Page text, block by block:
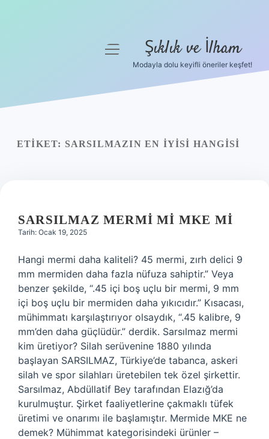
Yasal Uyarı
menüyü
Şıklık ve İlham
Modayla dolu keyifli öneriler keşfet!
ETIKET: SARSILMAZIN EN IYISI HANGISI
SARSILMAZ MERMI MI MKE MI
Tarih: Ocak 19, 2025
Hangi mermi daha kaliteli? 45 mermi, zırh delici 9
mm mermiden daha fazla nüfuza sahiptir.” Veya
benzer şekilde, “.45 içi boş uçlu bir mermi, 9 mm
içi boş uçlu bir mermiden daha yıkıcıdır.” Kısacası,
mühimmatı karşılaştırıyor olsaydık, “.45 kalibre, 9
mm’den daha güçlüdür.” derdik. Sarsılmaz mermi
kim üretiyor? Silah serüvenine 1880 yılında
başlayan SARSILMAZ, Türkiye’de tabanca, askeri
silah ve spor silahları üretebilen tek özel şirkettir.
Sarsılmaz, Abdüllatif Bey tarafından Elazığ’da
kurulmuştur. Şirket faaliyetlerine çakmaklı tüfek
üretimi ve onarımı ile başlamıştır. Mermide MKE ne
demek? Mühimmat kategorisindeki ürünler –